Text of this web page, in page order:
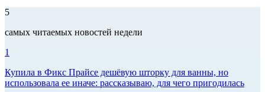
5
самых читаемых новостей недели
1
Купила в Фикс Прайсе дешёвую шторку для ванны, но
использовала ее иначе: рассказываю, для чего пригодилась